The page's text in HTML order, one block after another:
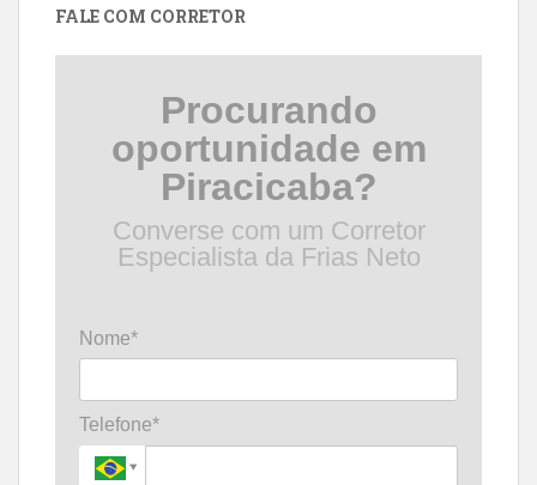
FALE COM CORRETOR
Procurando
oportunidade em
Piracicaba?
Converse com um Corretor
Especialista da Frias Neto
Nome*
Telefone*